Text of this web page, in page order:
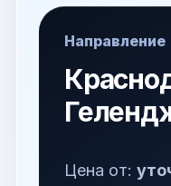
Направление
Цена от: